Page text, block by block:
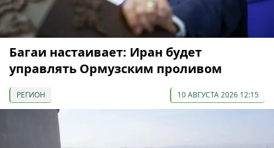
Багаи настаивает: Иран будет
управлять Ормузским проливом
РЕГИОН 10 АВГУСТА 2026 12:15